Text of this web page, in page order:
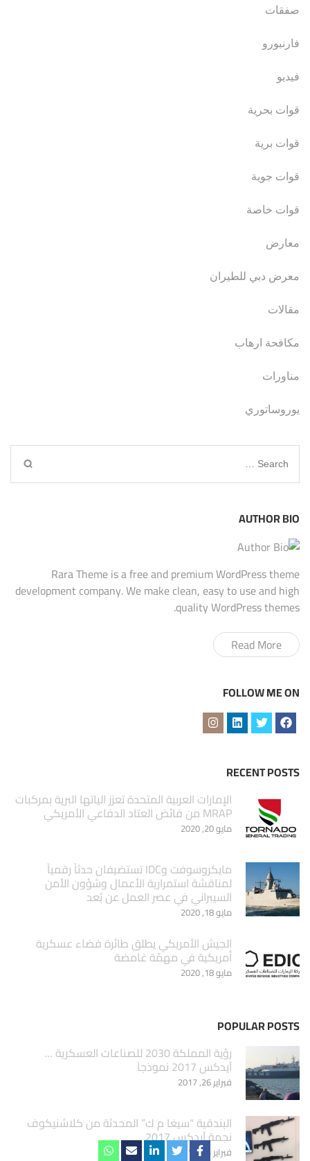
صفقات
فارنبورو
فيديو
قوات بحرية
قوات برية
قوات جوية
قوات خاصة
معارض
معرض دبي للطيران
مقالات
مكافحة ارهاب
مناورات
يوروساتوري
Search
for:
AUTHOR BIO
Rara Theme is a free and premium WordPress theme
development company. We make clean, easy to use and high
quality WordPress themes.
Read More
FOLLOW ME ON
RECENT POSTS
الإمارات العربية المتحدة تعزز الياتها البرية بمركبات
MRAP من فائض العتاد الدفاعي الأمريكي
مايو 20, 2020
مايكروسوفت وIDC تستضيفان حدثاً رقمياً
لمناقشة استمرارية الأعمال وشؤون الأمن
السيبراني في عصر العمل عن بُعد
مايو 18, 2020
الجيش الأمريكي يطلق طائرة فضاء عسكرية
أمريكية في مهمّة غامضة
مايو 18, 2020
POPULAR POSTS
‏رؤية المملكة 2030 للصناعات العسكرية …
آيدكس 2017 نموذجاَ
فبراير 26, 2017
البندقية “سيغا م ك” المحدثة من كلاشنيكوف
نجمة آيدكس 2017
فبراير 24, 2017